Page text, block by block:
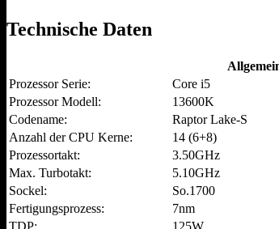
Technische Daten
Prozessor Serie:
Core i5
Prozessor Modell:
13600K
Codename:
Raptor Lake-S
Anzahl der CPU Kerne:
14 (6+8)
Prozessortakt:
3.50GHz
Max. Turbotakt:
5.10GHz
Sockel:
So.1700
Fertigungsprozess:
7nm
TDP:
125W